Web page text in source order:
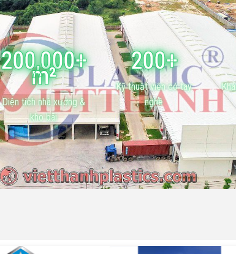
200,000+
m²
Diện tích nhà xưởng &
kho bãi
200+
Kỹ thuật viên có tay
nghề